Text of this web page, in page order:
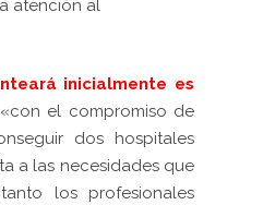
atención al
inicialmente es
el compromiso de
dos hospitales
a las necesidades que
los profesionales